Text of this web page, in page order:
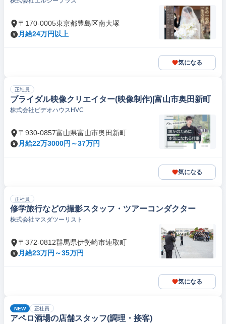
〒170-0005東京都豊島区南大塚
月給24万円以上
気になる
正社員
ブライダル映像クリエイター(映像制作)|富山市奥田新町
株式会社ビデオハウスHVC
〒930-0857富山県富山市奥田新町
月給22万3000円～37万円
気になる
正社員
修学旅行などの撮影スタッフ・ツアーコンダクター
株式会社マスダツーリスト
〒372-0812群馬県伊勢崎市連取町
月給23万円～35万円
気になる
NEW 正社員
アペロ酒場の店舗スタッフ(調理・接客)